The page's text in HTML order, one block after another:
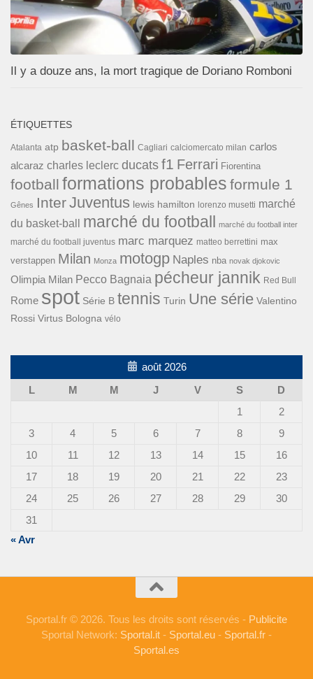
Il y a douze ans, la mort tragique de Doriano Romboni
ÉTIQUETTES
Atalanta atp basket-ball Cagliari calciomercato milan carlos
alcaraz charles leclerc ducats f1 Ferrari Fiorentina
football formations probables formule 1
Gênes InterJuventus lewis hamilton lorenzo musetti marché
du basket-ball
marché du football marché du football inter
marché du football juventus marc marquez matteo berrettini max
verstappen Milan Monza motogp Naples nba novak djokovic
Olimpia Milan Pecco Bagnaia pécheur jannik Red Bull
Rome spot Série B tennis Turin Une série Valentino
Rossi Virtus Bologna vélo
août 2026
L
M M J V S
D
1
2
3
4 5 6 7 8
9
10
11 12 13 14 15
16
17
18 19 20 21 22
23
24
25 26 27 28 29
30
31
« Avr
Sportal.fr © 2026. Tous les droits sont réservés - Publicite
Sportal Network: Sportal.it - Sportal.eu - Sportal.fr -
Sportal.es